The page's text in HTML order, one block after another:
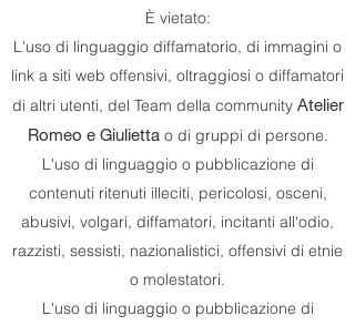
È vietato:
L'uso di linguaggio diffamatorio, di immagini o
link a siti web offensivi, oltraggiosi o diffamatori
di altri utenti, del Team della community Atelier
Romeo e Giulietta o di gruppi di persone.
L'uso di linguaggio o pubblicazione di
contenuti ritenuti illeciti, pericolosi, osceni,
abusivi, volgari, diffamatori, incitanti all'odio,
razzisti, sessisti, nazionalistici, offensivi di etnie
o molestatori.
L'uso di linguaggio o pubblicazione di